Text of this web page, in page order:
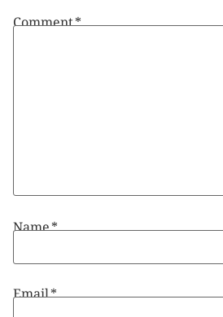
Comment*
Name*
Email*